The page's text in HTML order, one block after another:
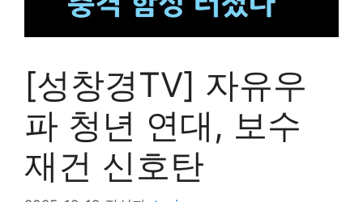
[성창경TV] 자유우
파 청년 연대, 보수
재건 신호탄